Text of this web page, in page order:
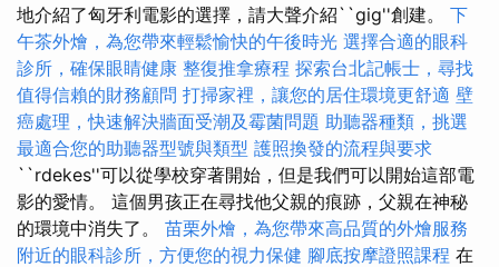
地介紹了匈牙利電影的選擇，請大聲介紹``gig''創建。 下
午茶外燴，為您帶來輕鬆愉快的午後時光 選擇合適的眼科
診所，確保眼睛健康 整復推拿療程 探索台北記帳士，尋找
值得信賴的財務顧問 打掃家裡，讓您的居住環境更舒適 壁
癌處理，快速解決牆面受潮及霉菌問題 助聽器種類，挑選
最適合您的助聽器型號與類型 護照換發的流程與要求
``rdekes''可以從學校穿著開始，但是我們可以開始這部電
影的愛情。 這個男孩正在尋找他父親的痕跡，父親在神秘
的環境中消失了。 苗栗外燴，為您帶來高品質的外燴服務
附近的眼科診所，方便您的視力保健 腳底按摩證照課程 在